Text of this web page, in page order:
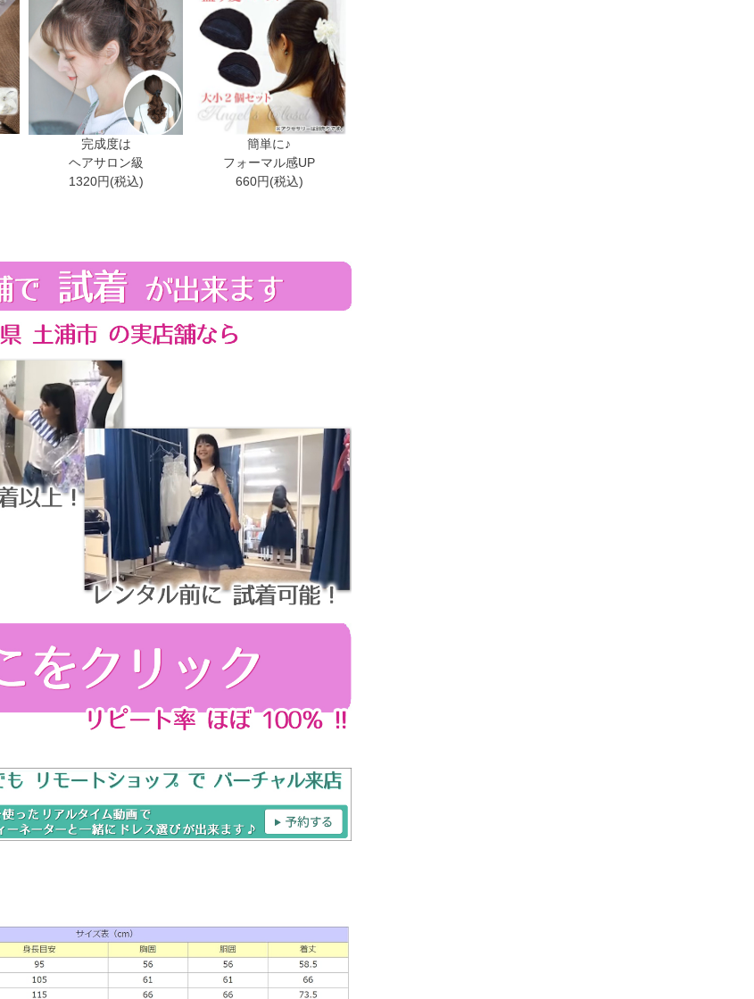
完成度は
ヘアサロン級
1320円(税込)
簡単に♪
フォーマル感UP
660円(税込)